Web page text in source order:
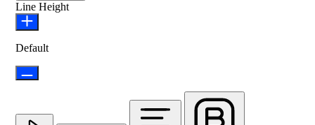
Line Height
Default